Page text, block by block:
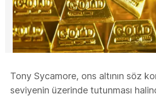
Tony Sycamore, ons altının söz
seviyenin üzerinde tutunması